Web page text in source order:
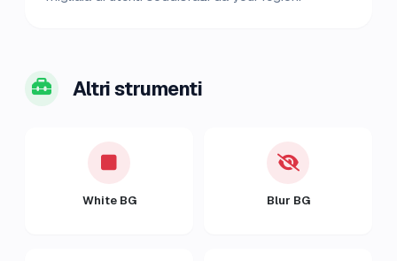
Altri strumenti
White BG Blur BG